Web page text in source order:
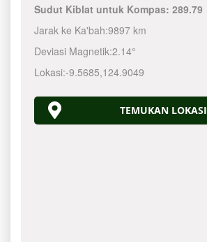
Sudut Kiblat untuk Kompas:289.79
Jarak ke Ka'bah:9897 km
Deviasi Magnetik:2.14°
Lokasi:-9.5685,124.9050
TEMUKAN LOKASI